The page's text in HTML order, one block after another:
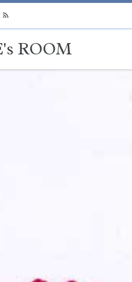
ROOM